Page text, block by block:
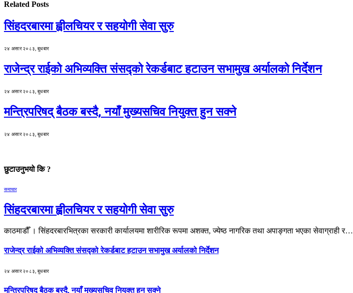
Related Posts
सिंहदरबारमा ह्वीलचियर र सहयोगी सेवा सुरु
२४ असार २०८३, बुधबार
राजेन्द्र राईको अभिव्यक्ति संसद्को रेकर्डबाट हटाउन सभामुख अर्यालको निर्देशन
२४ असार २०८३, बुधबार
मन्त्रिपरिषद् बैठक बस्दै, नयाँ मुख्यसचिव नियुक्त हुन सक्ने
२४ असार २०८३, बुधबार
छुटाउनुभयो कि ?
समाचार
सिंहदरबारमा ह्वीलचियर र सहयोगी सेवा सुरु
काठमाडौँ । सिंहदरबारभित्रका सरकारी कार्यालयमा शारीरिक रूपमा अशक्त, ज्येष्ठ नागरिक तथा अपाङ्गता भएका सेवाग्राही र…
राजेन्द्र राईको अभिव्यक्ति संसद्को रेकर्डबाट हटाउन सभामुख अर्यालको निर्देशन
२४ असार २०८३, बुधबार
मन्त्रिपरिषद् बैठक बस्दै, नयाँ मुख्यसचिव नियुक्त हुन सक्ने